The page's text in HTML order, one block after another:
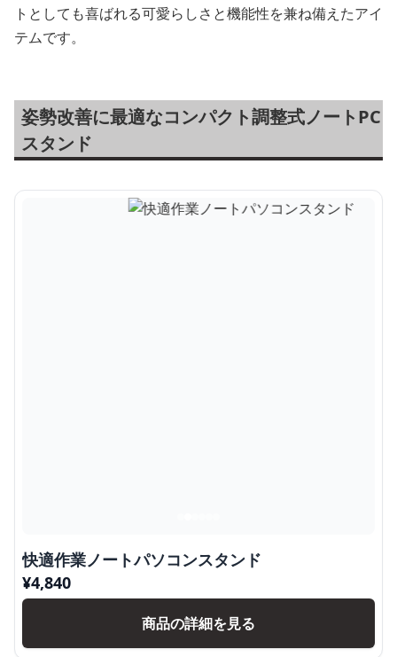
トとしても喜ばれる可愛らしさと機能性を兼ね備えたアイ
テムです。
姿勢改善に最適なコンパクト調整式ノートPC
スタンド
快適作業ノートパソコンスタンド
¥4,840
商品の詳細を見る